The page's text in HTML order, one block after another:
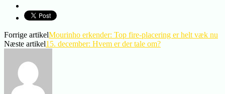
Forrige artikelMourinho erkender: Top fire-placering er helt væk nu
Næste artikel15. december: Hvem er der tale om?